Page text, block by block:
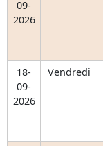
09-
2026
18-
09-
2026
Vendredi